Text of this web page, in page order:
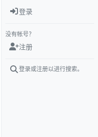
登录
没有帐号？
注册
登录或注册以进行搜索。